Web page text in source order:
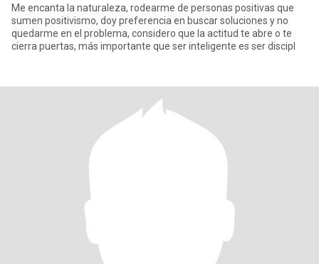
Me encanta la naturaleza, rodearme de personas positivas que
sumen positivismo, doy preferencia en buscar soluciones y no
quedarme en el problema, considero que la actitud te abre o te
cierra puertas, más importante que ser inteligente es ser discipl